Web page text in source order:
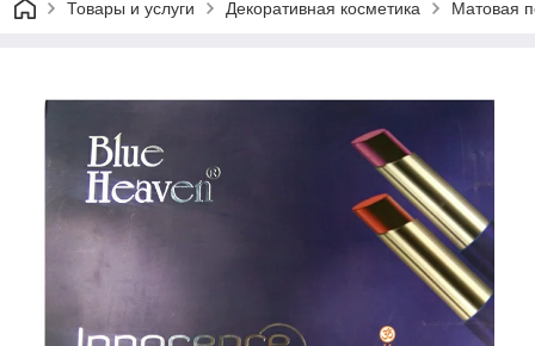
Товары и услуги Декоративная косметика Матовая